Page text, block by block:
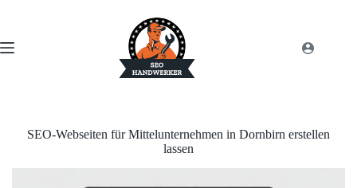
SEO-Webseiten für Mittelunternehmen in Dornbirn erstellen
lassen